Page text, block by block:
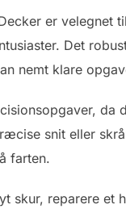
er
Det
nemt klare
da
snit eller
farten.
skur, reparere